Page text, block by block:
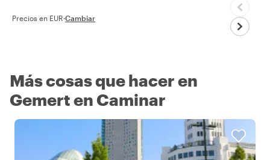
Precios en EUR·Cambiar
Más cosas que hacer en
Gemert en Caminar